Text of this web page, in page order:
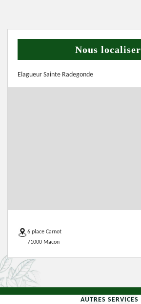
Nous localiser
Elagueur Sainte Radegonde
6 place Carnot
71000 Macon
AUTRES SERVICES